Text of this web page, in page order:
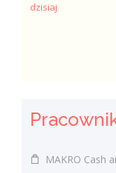
dzisiaj
MAKRO Cash